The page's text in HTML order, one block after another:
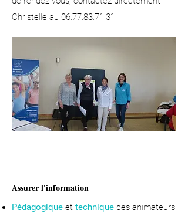
Christelle au 06.77.83.71.31
Assurer l'information
Pédagogique et technique des animateurs